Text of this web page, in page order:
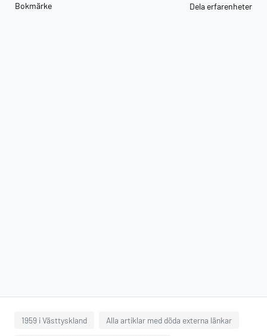
Bokmärke Dela erfarenheter
1959 i Västtyskland Alla artiklar med döda externa länkar